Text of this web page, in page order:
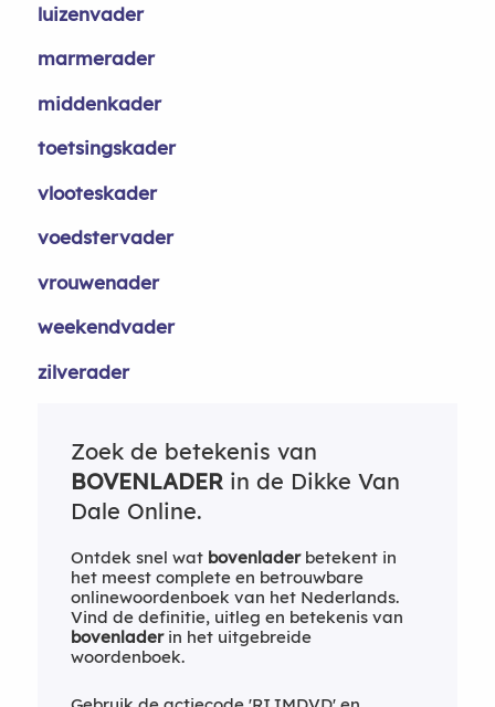
luizenvader
marmerader
middenkader
toetsingskader
vlooteskader
voedstervader
vrouwenader
weekendvader
zilverader
Zoek de betekenis van
BOVENLADERin de Dikke Van
Dale Online.
Ontdek snel wat bovenladerbetekent in
het meest complete en betrouwbare
onlinewoordenboek van het Nederlands.
Vind de definitie, uitleg en betekenis van
bovenladerin het uitgebreide
woordenboek.